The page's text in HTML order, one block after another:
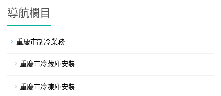
導航欄目
重慶市制冷業務
重慶市冷藏庫安裝
重慶市冷凍庫安裝